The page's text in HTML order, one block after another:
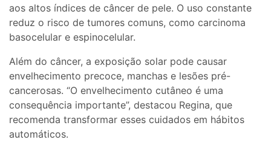
aos altos índices de câncer de pele. O uso constante
reduz o risco de tumores comuns, como carcinoma
basocelular e espinocelular.
Além do câncer, a exposição solar pode causar
envelhecimento precoce, manchas e lesões pré-
cancerosas. “O envelhecimento cutâneo é uma
consequência importante”, destacou Regina, que
recomenda transformar esses cuidados em hábitos
automáticos.